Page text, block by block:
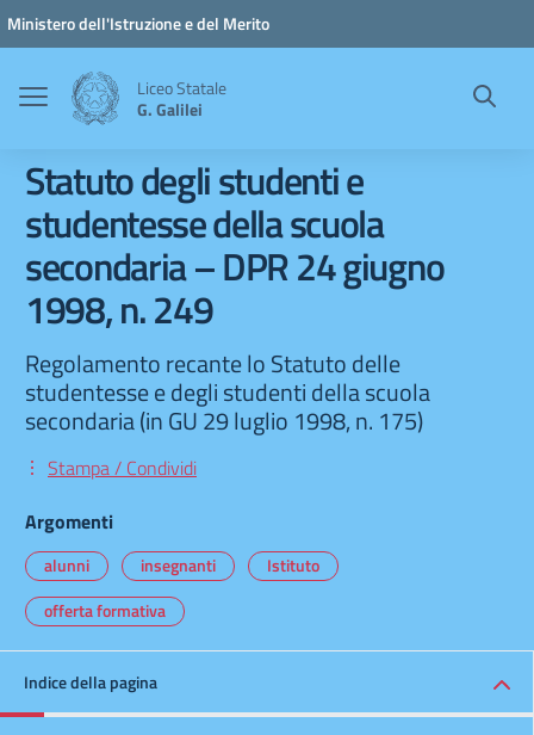
Vai ai contenuti
Vai al menu di navigazione
Vai al footer
Ministero dell'Istruzione e del Merito
Liceo Statale
G. Galilei
Statuto degli studenti e
studentesse della scuola
secondaria – DPR 24 giugno
1998, n. 249
Regolamento recante lo Statuto delle
studentesse e degli studenti della scuola
secondaria (in GU 29 luglio 1998, n. 175)
Stampa / Condividi
Argomenti
alunni insegnanti
Istituto
offerta formativa
Indice della pagina